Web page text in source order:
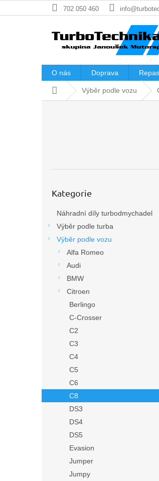
na
702 050 460
O nás Doprava
Domů Výběr podle vozu
kategorie
Kategorie
Náhradní díly turbodmychadel
Výběr podle turba
Výběr podle vozu
Alfa Romeo
Audi
BMW
Citroen
Berlingo
C-Crosser
C2
C3
C4
C5
C6
C8
DS3
DS4
DS5
Evasion
Jumper
Jumpy